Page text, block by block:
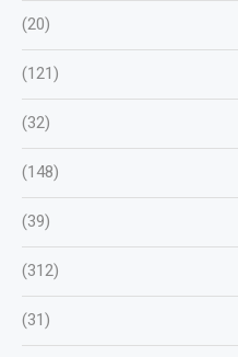
(20)
(121)
(32)
(148)
(39)
(312)
(31)